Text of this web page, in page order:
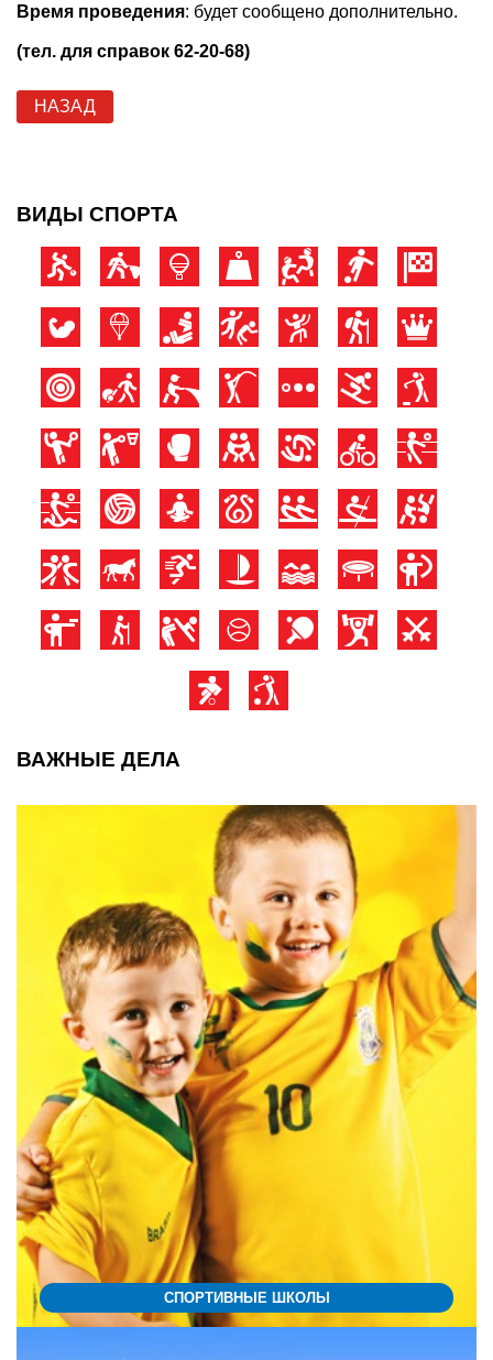
Время проведения: будет сообщено дополнительно.
(тел. для справок 62-20-68)
НАЗАД
ВИДЫ СПОРТА
ВАЖНЫЕ ДЕЛА
СПОРТИВНЫЕ ШКОЛЫ